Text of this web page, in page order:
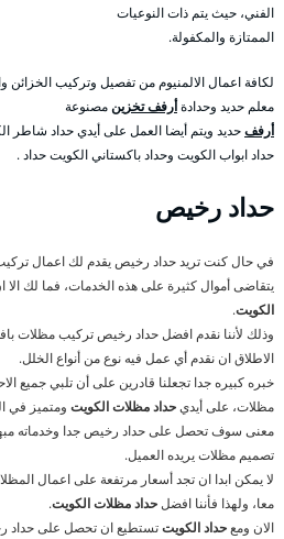
الفني، حيث يتم ذات النوعيات
الممتازة والمكفولة.
لكافة اعمال الالمنيوم من تفصيل وتركيب الخزائن
معلم حديد وحدادةأرفف تخزينمصنوعة
أرففحديد ويتم أيضا العمل على أيدي حداد شاطر
حداد ابواب الكويت وحداد باكستاني الكويت حداد .
حداد رخيص
في حال كنت تريد حداد رخيص يقدم لك اعمال
يتقاضى أموال كثيرة على هذه الخدمات، فما لك الا
الكويت.
وذلك لأننا نقدم افضل حداد رخيص تركيب مظلات
الاطلاق ان نقدم أي عمل فيه نوع من أنواع الخلل.
خبره كبيره جدا تجعلنا قادرين على أن تلبي جميع
مظلات، على أيديحداد مظلات الكويت ومتميز في
معنى سوف تحصل على حداد رخيص جدا وخدماته
تصميم مظلات يريده العميل.
لا يمكن ابدا ان تجد أسعار مرتفعة على اعمال
معا، ولهذا فأننا افضلحداد مظلات الكويت.
الان ومعحداد الكويتتستطيع ان تحصل على حداد